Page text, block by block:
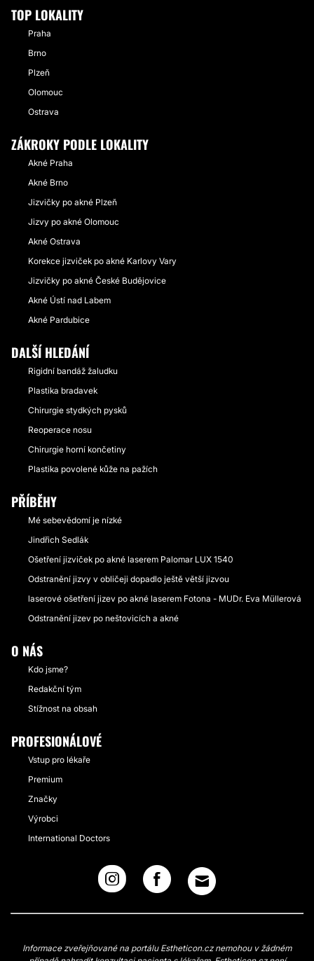
TOP LOKALITY
Praha
Brno
Plzeň
Olomouc
Ostrava
ZÁKROKY PODLE LOKALITY
Akné Praha
Akné Brno
Jizvičky po akné Plzeň
Jizvy po akné Olomouc
Akné Ostrava
Korekce jizviček po akné Karlovy Vary
Jizvičky po akné České Budějovice
Akné Ústí nad Labem
Akné Pardubice
DALŠÍ HLEDÁNÍ
Rigidní bandáž žaludku
Plastika bradavek
Chirurgie stydkých pysků
Reoperace nosu
Chirurgie horní končetiny
Plastika povolené kůže na pažích
PŘÍBĚHY
Mé sebevědomí je nízké
Jindřich Sedlák
Ošetření jizviček po akné laserem Palomar LUX 1540
Odstranění jizvy v obličeji dopadlo ještě větší jizvou
laserové ošetření jizev po akné laserem Fotona - MUDr. Eva Müllerová
Odstranění jizev po neštovicích a akné
O NÁS
Kdo jsme?
Redakční tým
Stížnost na obsah
PROFESIONÁLOVÉ
Vstup pro lékaře
Premium
Značky
Výrobci
International Doctors
Informace zveřejňované na portálu Estheticon.cz nemohou v žádném